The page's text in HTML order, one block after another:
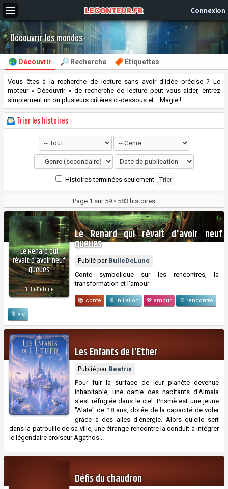
Connexion
Découvrir les mondes
Découvrir Recherche Étiquettes
Vous êtes à la recherche de lecture sans avoir d'idée précise ? Le
moteur « Découvrir » de recherche de lecture peut vous aider, entrez
simplement un ou plusieurs critères ci-dessous et... Magie !
Trier les histoires
Histoires terminées seulement
Page 1 sur 59 • 583 histoires
Le Renard qui
rêvait d'avoir neuf
queues
BulleDeLune
Le Renard qui rêvait d'avoir neuf
queues
Publié par BulleDeLune
Conte symbolique sur les rencontres, la
transformation et l'amour
📚 conte 🔖 Initiation 💖 amour 🔖 rencontre
🔖 vie
Les Enfants de l'Ether
Publié par Beatrix
Pour fuir la surface de leur planète devenue
inhabitable, une oartie des habitants d'Almaia
s'est réfugiée dans le ciel. Prismè est une jeune
"Alate" de 18 ans, dotée de la capacité de voler
grâce à des ailes d'énergie. Alors qu'elle sert
dans la patrouille de sa ville, une étrange rencontre la conduit à intégrer
le légendaire croiseur Agathos...
Défis du chaudron